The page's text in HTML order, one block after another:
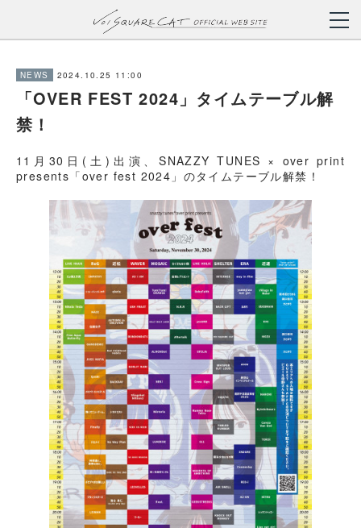
NEWS 2024.10.25 11:00
「OVER FEST 2024」タイムテーブル解
禁！
11月30日(土)出演、SNAZZY TUNES × over print
presents「over fest 2024」のタイムテーブル解禁！